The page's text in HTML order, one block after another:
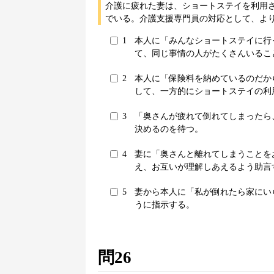
介護に疲れた妻は、ショートステイを利用
でいる。介護支援専門員の対応として、よ
1
本人に「みんなショートステイに
て、同じ事情の人がたくさんいる
2
本人に「保険料を納めているのだ
して、一方的にショートステイの
3
「奥さんが疲れて倒れてしまった
決めるのを待つ。
4
妻に「奥さんと離れてしまうこと
え、お互いが理解しあえるよう助言
5
妻から本人に「私が倒れたら家に
うに指示する。
問26